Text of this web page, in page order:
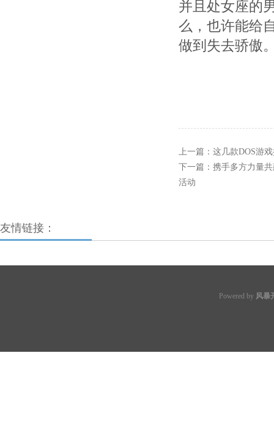
并且处女座的
么，也许能给
做到失去骄傲
上一篇： 这几款DOS游
下一篇： 携手多方力量
活动
友情链接：
Powered by 风暴